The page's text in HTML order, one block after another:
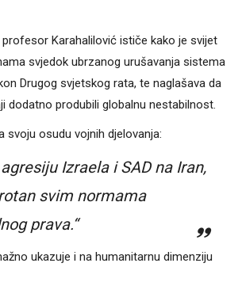
Karahalilović ističe kako je svijet
svjedok ubrzanog urušavanja sistema
Drugog svjetskog rata, te naglašava da
dodatno produbili globalnu nestabilnost.
svoju osudu vojnih djelovanja:
Izraela i SAD na Iran,
svim normama
prava.“
ukazuje i na humanitarnu dimenziju